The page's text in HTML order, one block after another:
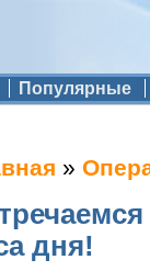
Популярные
»
дня!